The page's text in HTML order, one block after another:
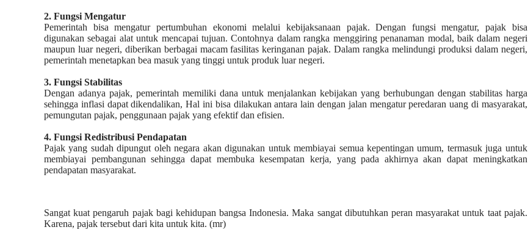
2. Fungsi Mengatur
Pemerintah bisa mengatur pertumbuhan ekonomi melalui kebijaksanaan pajak. Dengan fungsi mengatur, pajak bisa
digunakan sebagai alat untuk mencapai tujuan. Contohnya dalam rangka menggiring penanaman modal, baik dalam negeri
maupun luar negeri, diberikan berbagai macam fasilitas keringanan pajak. Dalam rangka melindungi produksi dalam negeri,
pemerintah menetapkan bea masuk yang tinggi untuk produk luar negeri.
3. Fungsi Stabilitas
Dengan adanya pajak, pemerintah memiliki dana untuk menjalankan kebijakan yang berhubungan dengan stabilitas harga
sehingga inflasi dapat dikendalikan, Hal ini bisa dilakukan antara lain dengan jalan mengatur peredaran uang di masyarakat,
pemungutan pajak, penggunaan pajak yang efektif dan efisien.
4. Fungsi Redistribusi Pendapatan
Pajak yang sudah dipungut oleh negara akan digunakan untuk membiayai semua kepentingan umum, termasuk juga untuk
membiayai pembangunan sehingga dapat membuka kesempatan kerja, yang pada akhirnya akan dapat meningkatkan
pendapatan masyarakat.
Sangat kuat pengaruh pajak bagi kehidupan bangsa Indonesia. Maka sangat dibutuhkan peran masyarakat untuk taat pajak.
Karena, pajak tersebut dari kita untuk kita. (mr)